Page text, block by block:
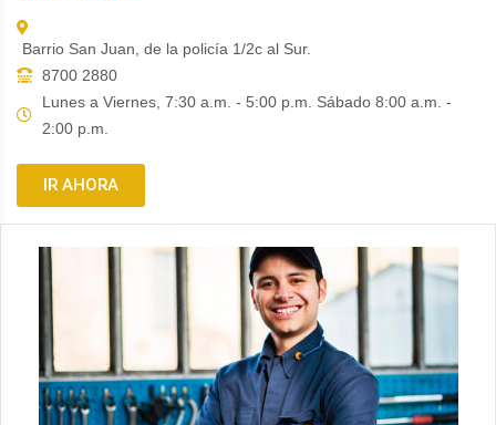
Barrio San Juan, de la policía 1/2c al Sur.
8700 2880
Lunes a Viernes, 7:30 a.m. - 5:00 p.m. Sábado 8:00 a.m. -
2:00 p.m.
IR AHORA